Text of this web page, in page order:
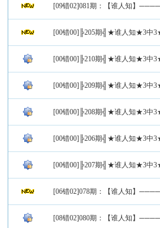
[09错02]081期：【谁人知】
[00错00]╠205期╣★谁人知★3中
[00错00]╠210期╣★谁人知★3中
[00错00]╠209期╣★谁人知★3中
[00错00]╠208期╣★谁人知★3中
[00错00]╠206期╣★谁人知★3中
[00错00]╠207期╣★谁人知★3中
[06错02]078期：【谁人知】
[08错02]080期：【谁人知】